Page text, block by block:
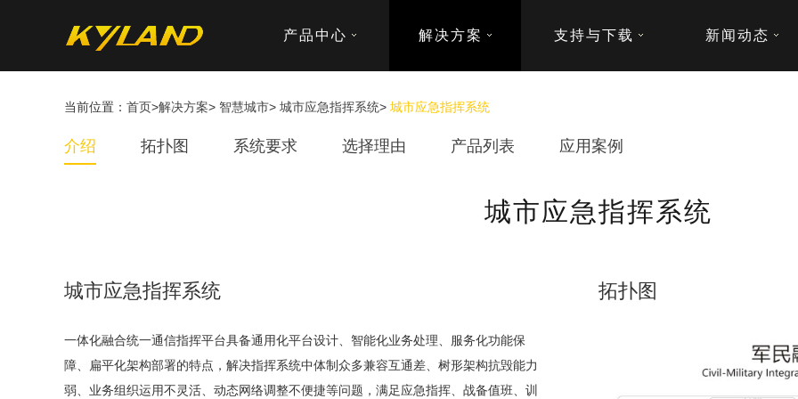
产品中心 解决方案 支持与下载 新闻动态
当前位置： 首页>解决方案> 智慧城市> 城市应急指挥系统> 城市应急指挥系统
介绍 拓扑图 系统要求 选择理由 产品列表 应用案例
城市应急指挥系统
城市应急指挥系统
一体化融合统一通信指挥平台具备通用化平台设计、智能化业务处理、服务化功能保
障、扁平化架构部署的特点，解决指挥系统中体制众多兼容互通差、树形架构抗毁能力
弱、业务组织运用不灵活、动态网络调整不便捷等问题，满足应急指挥、战备值班、训
拓扑图